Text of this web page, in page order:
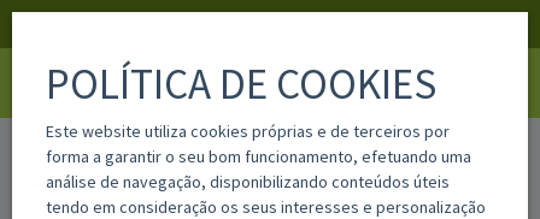
home 1vu28ae
POLÍTICA DE COOKIES
Este website utiliza cookies próprias e de terceiros por
forma a garantir o seu bom funcionamento, efetuando uma
análise de navegação, disponibilizando conteúdos úteis
tendo em consideração os seus interesses e personalização